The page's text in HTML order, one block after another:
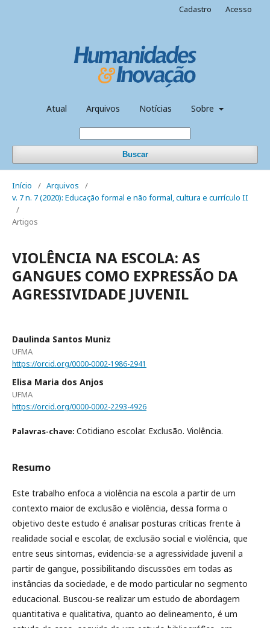
Atual Arquivos Notícias Sobre
Buscar
Cadastro Acesso
Início / Arquivos
/
v. 7 n. 7 (2020): Educação formal e não formal, cultura e currículo II
/
Artigos
VIOLÊNCIA NA ESCOLA: AS
GANGUES COMO EXPRESSÃO DA
AGRESSIVIDADE JUVENIL
Daulinda Santos Muniz
UFMA
https://orcid.org/0000-0002-1986-2941
Elisa Maria dos Anjos
UFMA
https://orcid.org/0000-0002-2293-4926
Palavras-chave: Cotidiano escolar. Exclusão. Violência.
Resumo
Este trabalho enfoca a violência na escola a partir de um
contexto maior de exclusão e violência, dessa forma o
objetivo deste estudo é analisar posturas críticas frente à
realidade social e escolar, de exclusão social e violência, que
entre seus sintomas, evidencia-se a agressividade juvenil a
partir de gangue, possibilitando discussões em todas as
instâncias da sociedade, e de modo particular no segmento
educacional. Buscou-se realizar um estudo de abordagem
quantitativa e qualitativa, quanto ao delineamento, é um